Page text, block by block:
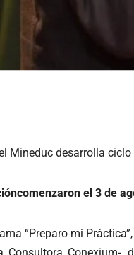
Mineduc desarrolla
el 3 de
“Preparo mi